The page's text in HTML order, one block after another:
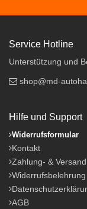
Service Hotline
Unterstützung und
shop@md-
Hilfe und Support
Widerrufsformular
Kontakt
Zahlung- & Versand
Widerrufsbelehrung
AGB